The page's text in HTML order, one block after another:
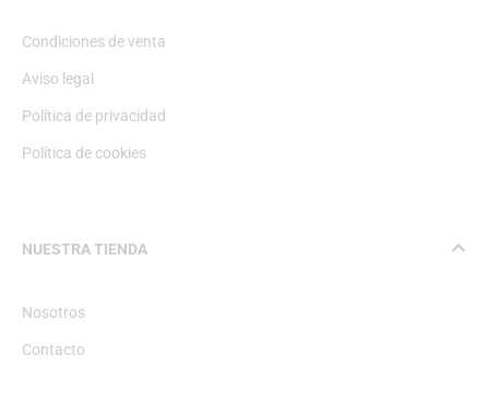
Condiciones de venta
Aviso legal
Política de privacidad
Política de cookies
NUESTRA TIENDA
Nosotros
Contacto